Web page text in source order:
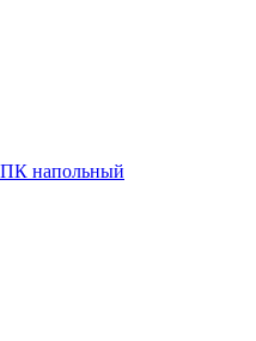
ПК напольный